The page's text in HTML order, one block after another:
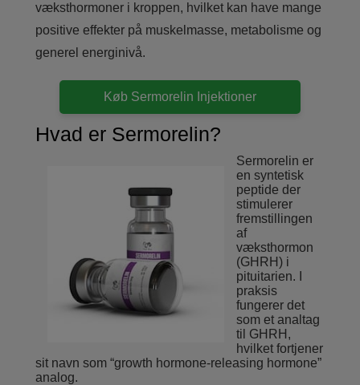
væksthormoner i kroppen, hvilket kan have mange
positive effekter på muskelmasse, metabolisme og
generel energinivå.
Køb Sermorelin Injektioner
Hvad er Sermorelin?
Sermorelin er
en syntetisk
peptide der
stimulerer
fremstillingen
af
væksthormon
(GHRH) i
pituitarien. I
praksis
fungerer det
som et analtag
til GHRH,
hvilket fortjener
sit navn som “growth hormone-releasing hormone”
analog.